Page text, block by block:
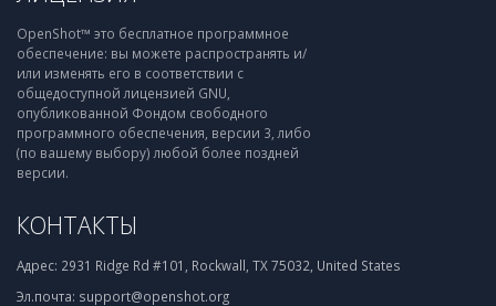
OpenShot™ это бесплатное программное
обеспечение: вы можете распространять и/
или изменять его в соответствии с
общедоступной лицензией GNU,
опубликованной Фондом свободного
программного обеспечения, версии 3, либо
(по вашему выбору) любой более поздней
версии.
КОНТАКТЫ
Адрес: 2931 Ridge Rd #101, Rockwall, TX 75032, United States
Эл.почта: support@openshot.org